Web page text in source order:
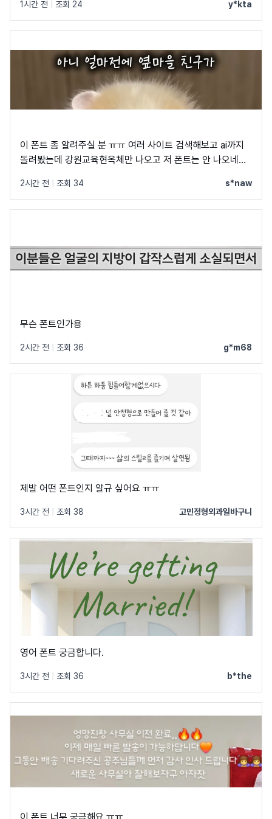
1시간 전 조회 24 y*kta
이 폰트 좀 알려주실 분 ㅠㅠ 여러 사이트 검색해보고 ai까지
돌려봤는데 강원교육현옥체만 나오고 저 폰트는 안 나오네요
2시간 전 조회 34 s*naw
무슨 폰트인가용
2시간 전 조회 36 g*m68
제발 어떤 폰트인지 알규 싶어요 ㅠㅠ
3시간 전 조회 38 고민정형외과일바구니
영어 폰트 궁금합니다.
3시간 전 조회 36 b*the